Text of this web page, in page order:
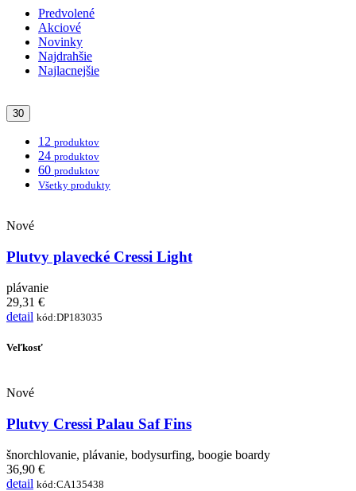
Predvolené
Akciové
Novinky
Najdrahšie
Najlacnejšie
30
12 produktov
24 produktov
60 produktov
Všetky produkty
Nové
Plutvy plavecké Cressi Light
plávanie
29,31 €
detail kód:DP183035
Veľkosť
Nové
Plutvy Cressi Palau Saf Fins
šnorchlovanie, plávanie, bodysurfing, boogie boardy
36,90 €
detail kód:CA135438